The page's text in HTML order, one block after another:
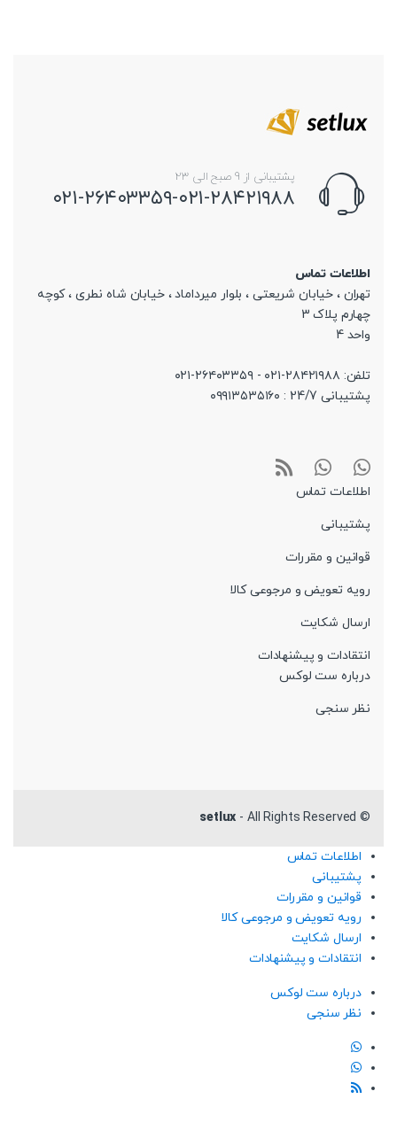
پشتیبانی از 9 صبح الی 23
۰۲۱-۲۶۴۰۳۳۵۹-۰۲۱-۲۸۴۲۱۹۸۸
اطلاعات تماس
تهران ، خیابان شریعتی ، بلوار میرداماد ، خیابان شاه نطری ، کوچه
چهارم پلاک 3
واحد 4
تلفن: ۲۸۴۲۱۹۸۸-۰۲۱ - ۲۶۴۰۳۳۵۹-۰۲۱
پشتیبانی 24/7 : ۰۹۹۱۳۵۳۵۱۶۰
اطلاعات تماس
پشتیبانی
قوانین و مقررات
رویه تعویض و مرجوعی کالا
ارسال شکایت
انتقادات و پیشنهادات
درباره ست لوکس
نظر سنجی
©
setlux - All Rights Reserved
اطلاعات تماس
پشتیبانی
قوانین و مقررات
رویه تعویض و مرجوعی کالا
ارسال شکایت
انتقادات و پیشنهادات
درباره ست لوکس
نظر سنجی